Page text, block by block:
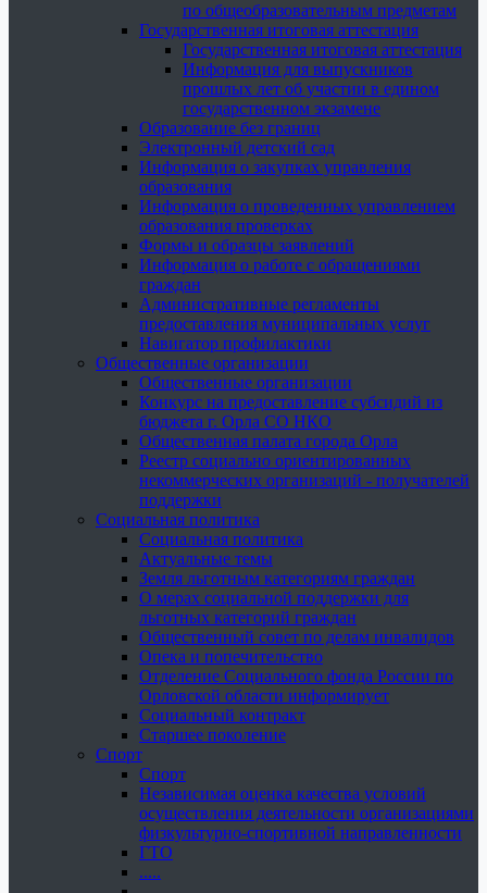
по общеобразовательным предметам
Государственная итоговая аттестация
Государственная итоговая аттестация
Информация для выпускников
прошлых лет об участии в едином
государственном экзамене
Образование без границ
Электронный детский сад
Информация о закупках управления
образования
Информация о проведенных управлением
образования проверках
Формы и образцы заявлений
Информация о работе с обращениями
граждан
Административные регламенты
предоставления муниципальных услуг
Навигатор профилактики
Общественные организации
Общественные организации
Конкурс на предоставление субсидий из
бюджета г. Орла СО НКО
Общественная палата города Орла
Реестр социально ориентированных
некоммерческих организаций - получателей
поддержки
Социальная политика
Социальная политика
Актуальные темы
Земля льготным категориям граждан
О мерах социальной поддержки для
льготных категорий граждан
Общественный совет по делам инвалидов
Опека и попечительство
Отделение Социального фонда России по
Орловской области информирует
Социальный контракт
Старшее поколение
Спорт
Спорт
Независимая оценка качества условий
осуществления деятельности организациями
физкультурно-спортивной направленности
ГТО
.....